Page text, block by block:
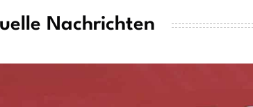
Nachrichten